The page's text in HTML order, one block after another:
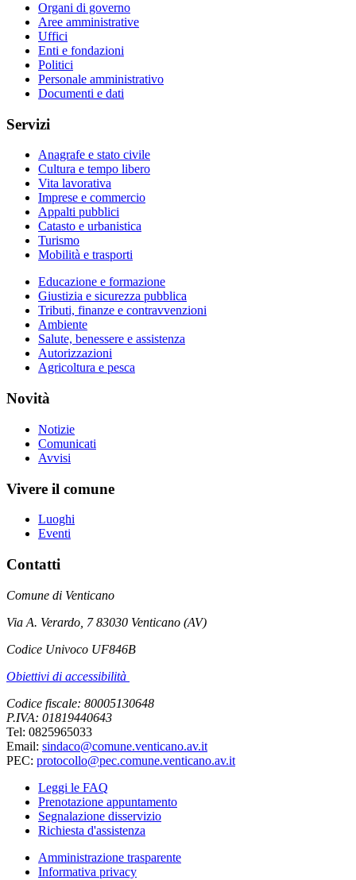
Organi di governo
Aree amministrative
Uffici
Enti e fondazioni
Politici
Personale amministrativo
Documenti e dati
Servizi
Anagrafe e stato civile
Cultura e tempo libero
Vita lavorativa
Imprese e commercio
Appalti pubblici
Catasto e urbanistica
Turismo
Mobilità e trasporti
Educazione e formazione
Giustizia e sicurezza pubblica
Tributi, finanze e contravvenzioni
Ambiente
Salute, benessere e assistenza
Autorizzazioni
Agricoltura e pesca
Novità
Notizie
Comunicati
Avvisi
Vivere il comune
Luoghi
Eventi
Contatti
Comune di Venticano
Via A. Verardo, 7 83030 Venticano (AV)
Codice Univoco UF846B
Obiettivi di accessibilità
Codice fiscale: 80005130648
P.IVA: 01819440643
Tel: 0825965033
Email: sindaco@comune.venticano.av.it
PEC: protocollo@pec.comune.venticano.av.it
Leggi le FAQ
Prenotazione appuntamento
Segnalazione disservizio
Richiesta d'assistenza
Amministrazione trasparente
Informativa privacy